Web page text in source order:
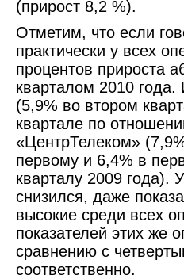
(прирост 8,2 %).
Отметим, что если
практически у всех
процентов прироста
кварталом 2010
(5,9% во втором
квартале по
«ЦентрТелеком»
первому и 6,4% в
кварталу 2009 года).
снизился, даже
высокие среди всех
показателей этих же
сравнению с
соответственно.